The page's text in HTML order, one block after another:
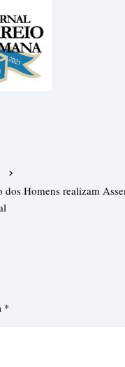
dos Homens realizam
*